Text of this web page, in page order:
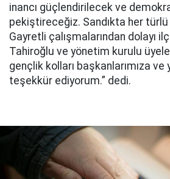
inancı güçlendirilecek ve
pekiştireceğiz. Sandıkta her türlü
Gayretli çalışmalarından dolayı
Tahiroğlu ve yönetim kurulu
gençlik kolları başkanlarımıza
teşekkür ediyorum.” dedi.